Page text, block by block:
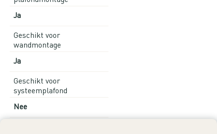
Ja
Geschikt voor
wandmontage
Ja
Geschikt voor
systeemplafond
Nee